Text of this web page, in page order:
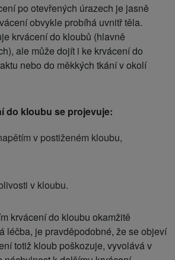
po otevřených úrazech je jasně
obvykle probíhá uvnitř těla.
krvácení do kloubů (hlavně
ale může dojít i ke krvácení do
nebo do měkkých tkání v okolí
do kloubu se projevuje:
v postiženém kloubu,
v kloubu.
krvácení do kloubu okamžitě
léčba, je pravděpodobné, že se objeví
totiž kloub poškozuje, vyvolává v